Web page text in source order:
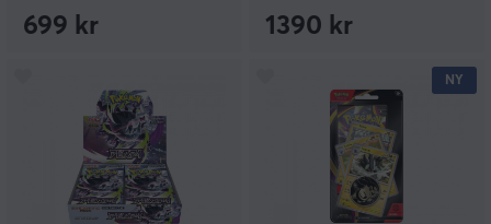
699 kr 1390 kr
NY